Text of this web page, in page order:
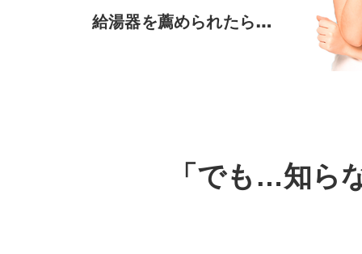
給湯器を薦められたら…
「でも…知ら